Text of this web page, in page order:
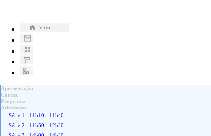
Apresentação
Cartaz
Programa
Atividades
Série 1 - 11h10 - 11h40
Série 2 - 11h50 - 12h20